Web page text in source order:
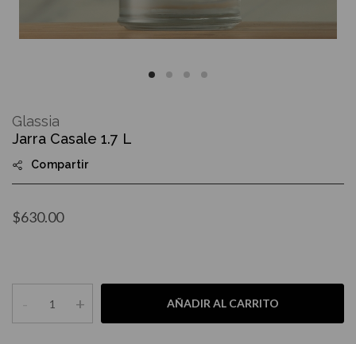
the
beginning
the
images
Jarra Casale 1.7 L
Compartir
$630.00
- + AÑADIR AL CARRITO
Glassia